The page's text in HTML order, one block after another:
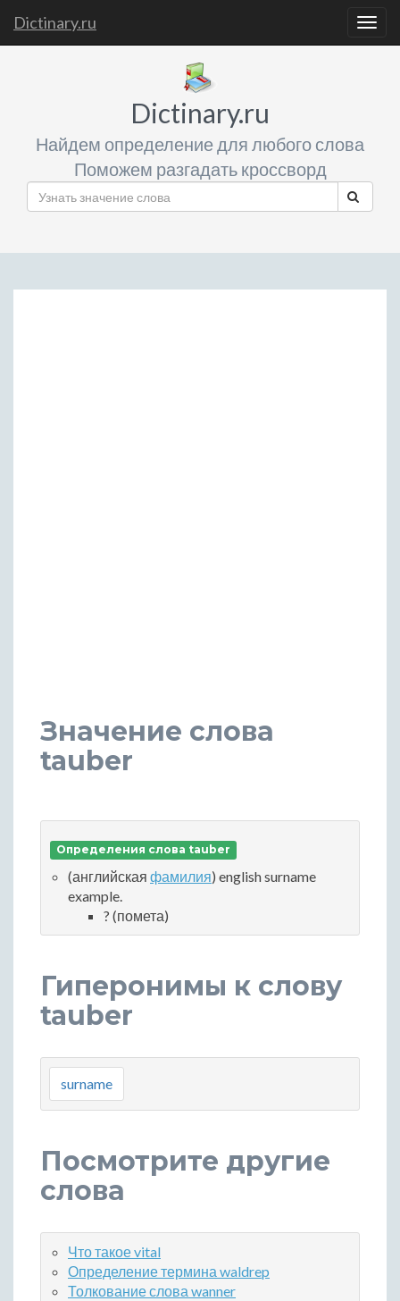
Dictinary.ru
Dictinary.ru
Найдем определение для любого слова
Поможем разгадать кроссворд
Значение слова
tauber
Определения слова tauber
(английская фамилия) english surname
example.
? (помета)
Гиперонимы к слову
tauber
surname
Посмотрите другие
слова
Что такое vital
Определение термина waldrep
Толкование слова wanner